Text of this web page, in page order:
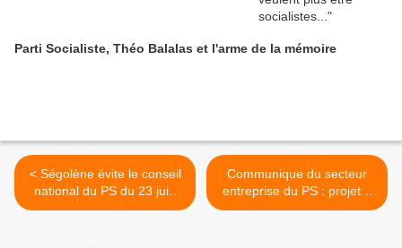
Parti Socialiste, Théo Balalas et l'arme de la mémoire
< Ségolène évite le conseil
national du PS du 23 juin
2007
Communique du secteur
entreprise du PS : projet d
eloi travail, emploi et